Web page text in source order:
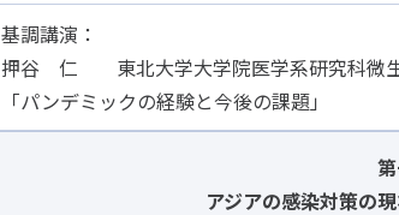
基調講演：
押谷 仁 東北大学大学院医学系研究科微
「パンデミックの経験と今後の課題」
アジアの感染対策の